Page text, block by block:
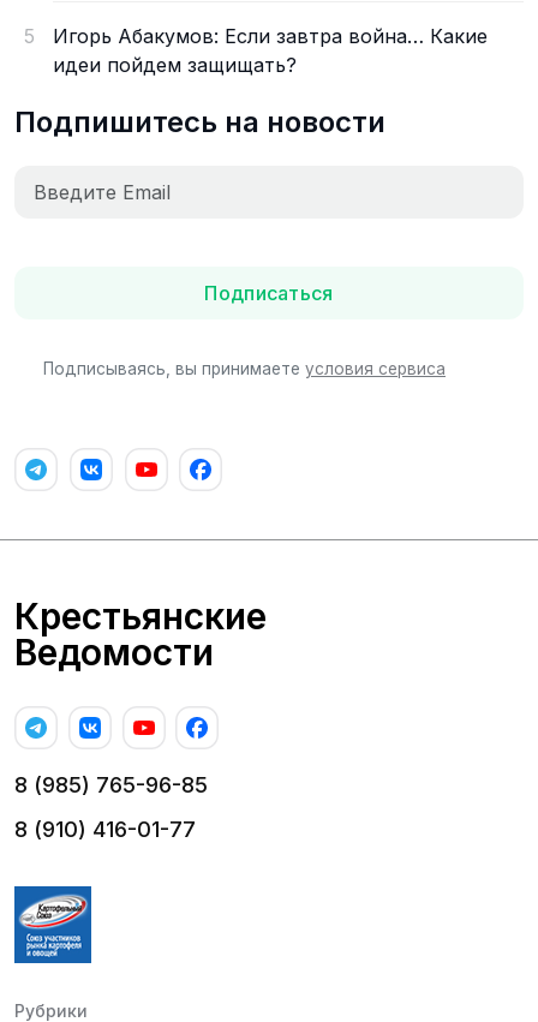
5
Игорь Абакумов: Если завтра война… Какие
идеи пойдем защищать?
Подпишитесь на новости
Подписаться
Подписываясь, вы принимаете условия сервиса
Крестьянские
Ведомости
8 (985) 765-96-85
8 (910) 416-01-77
Рубрики